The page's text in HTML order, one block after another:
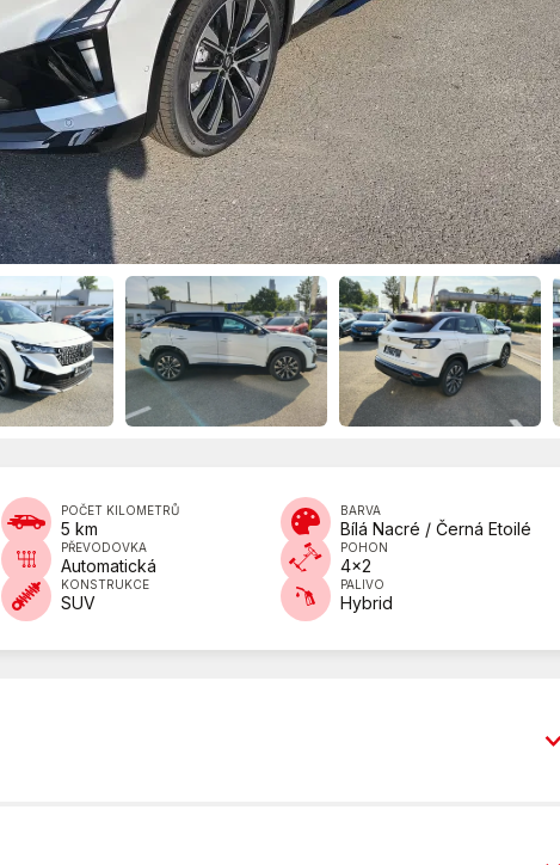
POČET KILOMETRŮ
5 km
BARVA
Bílá Nacré / Černá Etoilé
PŘEVODOVKA
Automatická
POHON
4x2
KONSTRUKCE
SUV
PALIVO
Hybrid